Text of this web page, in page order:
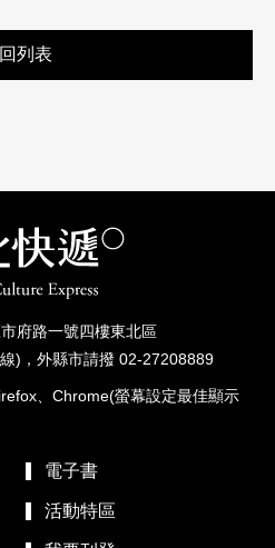
回列表
府路一號四樓東北區
)，外縣市請撥 02-27208889
、Chrome(螢幕設定最佳顯示
電子書
活動特區